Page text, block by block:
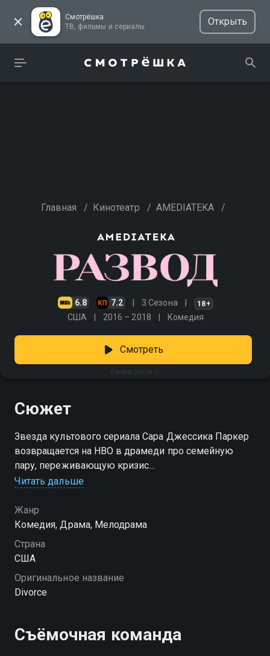
Смотрёшка
ТВ, фильмы и сериалы
Открыть
Главная / Кинотеатр / AMEDIATEKA /
6.8 7.2 3 Сезона 18+
США 2016 – 2018 Комедия
Развод (сезон 1)
Смотреть
Сюжет
Звезда культового сериала Сара Джессика Паркер
возвращается на HBO в драмеди про семейную
пару, переживающую кризис
можете совершенно бесплатно в хорошем HD
качестве на Смотрёшке
Читать дальше
Жанр
Комедия, Драма, Мелодрама
Страна
США
Оригинальное название
Divorce
Съёмочная команда